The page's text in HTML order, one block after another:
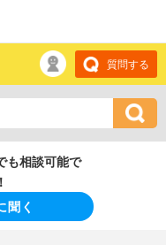
質問する
も相談可能で
聞く